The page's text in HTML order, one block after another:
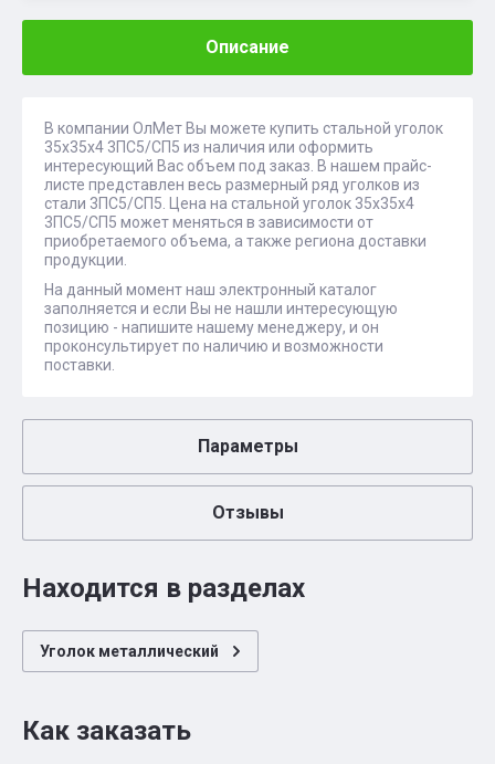
Описание
В компании ОлМет Вы можете купить стальной уголок
35х35х4 3ПС5/СП5 из наличия или оформить
интересующий Вас объем под заказ. В нашем прайс-
листе представлен весь размерный ряд уголков из
стали 3ПС5/СП5. Цена на стальной уголок 35х35х4
3ПС5/СП5 может меняться в зависимости от
приобретаемого объема, а также региона доставки
продукции.
На данный момент наш электронный каталог
заполняется и если Вы не нашли интересующую
позицию - напишите нашему менеджеру, и он
проконсультирует по наличию и возможности
поставки.
Параметры
Отзывы
Находится в разделах
Уголок металлический
Как заказать